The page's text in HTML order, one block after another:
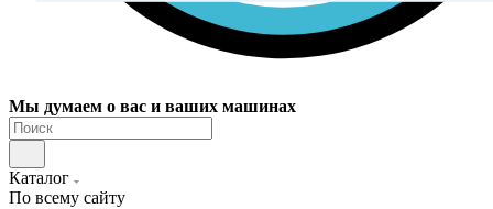
Мы думаем о вас и ваших машинах
Каталог
По всему сайту